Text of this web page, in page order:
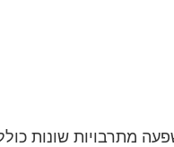
מתרבויות שונות כולל